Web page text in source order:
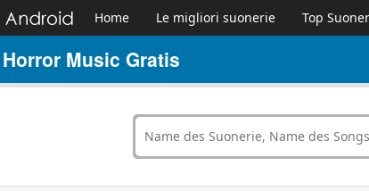
Home Le migliori suonerie Top
Music Gratis